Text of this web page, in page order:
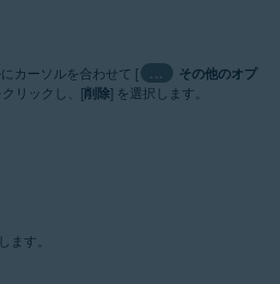
カーソルを合わせて [
その他のオプ
リックし、[削除] を選択します。
ます。